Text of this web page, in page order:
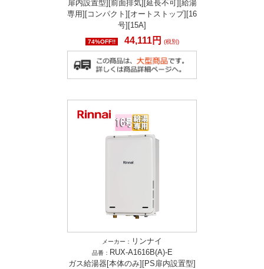
扉内設置型][前面排気][延長不可][給湯
専用][コンパクト][オートストップ][16
号][15A]
74%OFF!! 44,111円 (税別)
メーカー： リンナイ
品番： RUX-A1616B(A)-E
ガス給湯器[本体のみ][PS扉内設置型]